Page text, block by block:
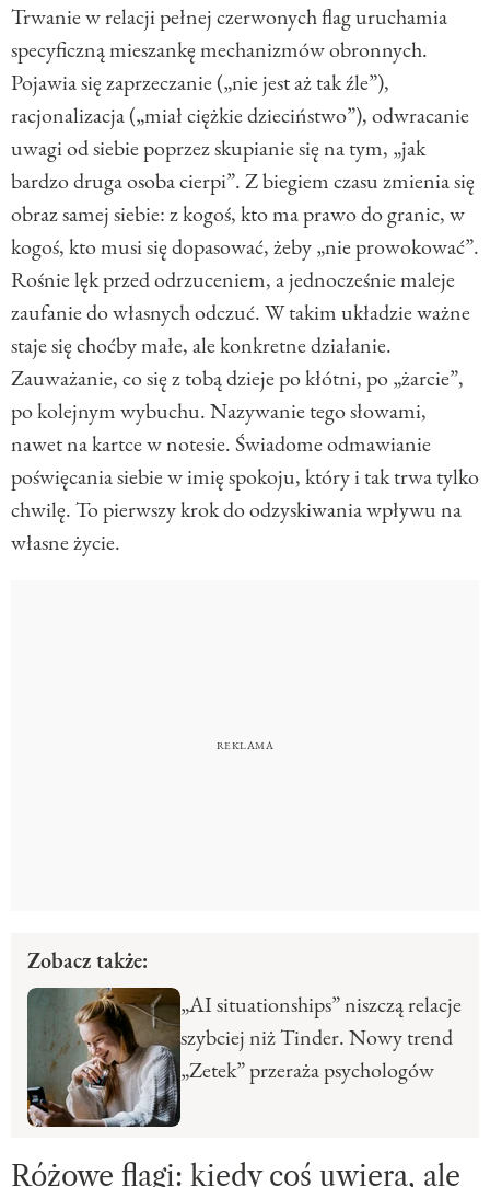
Trwanie w relacji pełnej czerwonych flag uruchamia
specyficzną mieszankę mechanizmów obronnych.
Pojawia się zaprzeczanie („nie jest aż tak źle”),
racjonalizacja („miał ciężkie dzieciństwo”), odwracanie
uwagi od siebie poprzez skupianie się na tym, „jak
bardzo druga osoba cierpi”. Z biegiem czasu zmienia się
obraz samej siebie: z kogoś, kto ma prawo do granic, w
kogoś, kto musi się dopasować, żeby „nie prowokować”.
Rośnie lęk przed odrzuceniem, a jednocześnie maleje
zaufanie do własnych odczuć. W takim układzie ważne
staje się choćby małe, ale konkretne działanie.
Zauważanie, co się z tobą dzieje po kłótni, po „żarcie”,
po kolejnym wybuchu. Nazywanie tego słowami,
nawet na kartce w notesie. Świadome odmawianie
poświęcania siebie w imię spokoju, który i tak trwa tylko
chwilę. To pierwszy krok do odzyskiwania wpływu na
własne życie.
Zobacz także:
„AI situationships” niszczą relacje
szybciej niż Tinder. Nowy trend
„Zetek” przeraża psychologów
Różowe flagi: kiedy coś uwiera, ale